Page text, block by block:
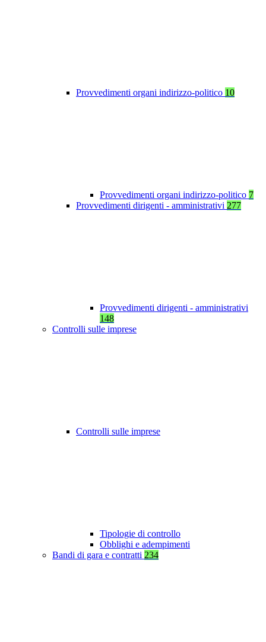
Provvedimenti organi indirizzo-politico 10
Provvedimenti organi indirizzo-politico 7
Provvedimenti dirigenti - amministrativi 277
Provvedimenti dirigenti - amministrativi
148
Controlli sulle imprese
Controlli sulle imprese
Tipologie di controllo
Obblighi e adempimenti
Bandi di gara e contratti 234